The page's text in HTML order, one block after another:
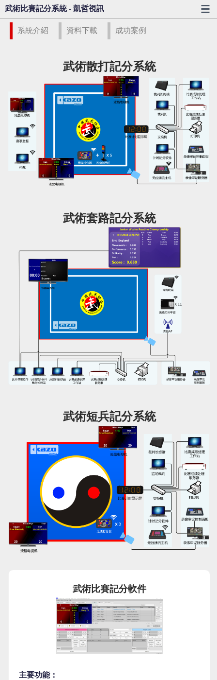
武術比賽記分系統 - 凱哲視訊
系統介紹 資料下載 成功案例
武術散打記分系統
武術套路記分系統
武術短兵記分系統
武術比賽記分軟件
主要功能：